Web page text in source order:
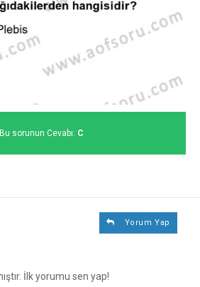
Bu sorunun Cevabı: C
Yorum Yap
İlk yorumu sen yap!